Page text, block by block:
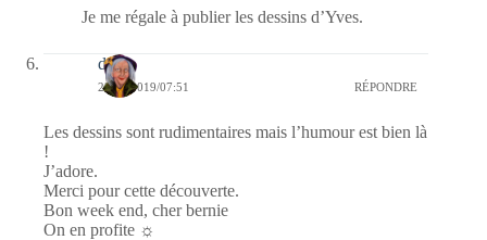
Je me régale à publier les dessins d’Yves.
dom
23/02/2019/07:51 RÉPONDRE
Les dessins sont rudimentaires mais l’humour est bien là
!
J’adore.
Merci pour cette découverte.
Bon week end, cher bernie
On en profite ☼